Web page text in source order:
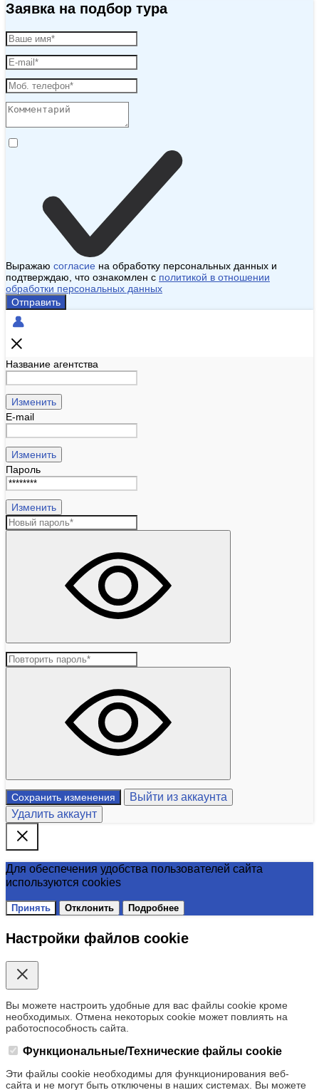
Заявка на подбор тура
Выражаю согласие на обработку персональных данных и
подтверждаю, что ознакомлен с политикой в отношении
обработки персональных данных
Отправить
Название агентства
Изменить
E-mail
Изменить
Пароль
Изменить
Сохранить изменения
Выйти из аккаунта
Удалить аккаунт
Для обеспечения удобства пользователей сайта
используются cookies
Принять Отклонить Подробнее
Настройки файлов cookie
Вы можете настроить удобные для вас файлы cookie кроме
необходимых. Отмена некоторых cookie может повлиять на
работоспособность сайта.
Функциональные/Технические файлы cookie
Эти файлы cookie необходимы для функционирования веб-
сайта и не могут быть отключены в наших системах. Вы можете